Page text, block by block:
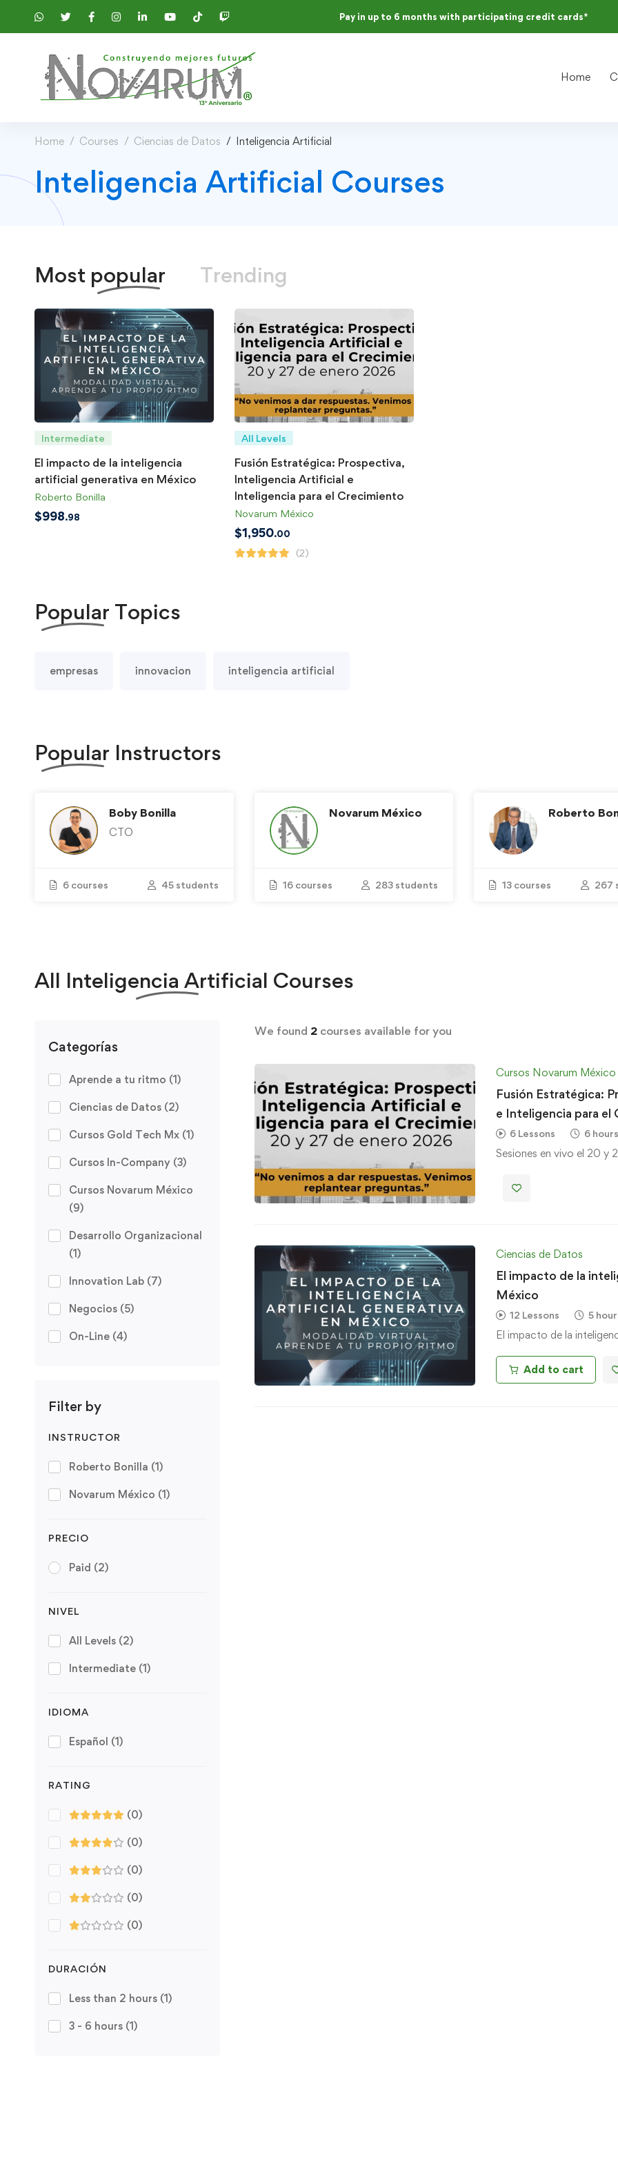
Pay in up to 6 months with participating credit cards*
Home
Home Courses Ciencias de Datos Inteligencia Artificial
Inteligencia Artificial Courses
Most popular Trending
Intermediate
El impacto de la inteligencia
artificial generativa en México
Roberto Bonilla
$998.98
All Levels
Fusión Estratégica: Prospectiva,
Inteligencia Artificial e
Inteligencia para el Crecimiento
Novarum México
$1,950.00
(2)
Popular Topics
empresas innovacion inteligencia artificial
Popular Instructors
Boby Bonilla
CTO
6 courses 45 students
Novarum México
16 courses 283 students
Roberto
13 courses 267
All Inteligencia Artificial Courses
Categorías
Aprende a tu ritmo (1)
Ciencias de Datos (2)
Cursos Gold Tech Mx (1)
Cursos In-Company (3)
Cursos Novarum México
(9)
Desarrollo Organizacional
(1)
Innovation Lab (7)
Negocios (5)
On-Line (4)
Filter by
INSTRUCTOR
Roberto Bonilla (1)
Novarum México (1)
PRECIO
Paid (2)
NIVEL
All Levels (2)
Intermediate (1)
IDIOMA
Español (1)
RATING
(0)
(0)
(0)
(0)
(0)
DURACIÓN
Less than 2 hours (1)
3 - 6 hours (1)
We found 2courses available for you
Cursos Novarum México
Fusión Estratégica:
e Inteligencia para el
6 Lessons 6 hours
Sesiones en vivo el 20 y
Ciencias de Datos
El impacto de la
México
12 Lessons 5
El impacto de la
Add to cart